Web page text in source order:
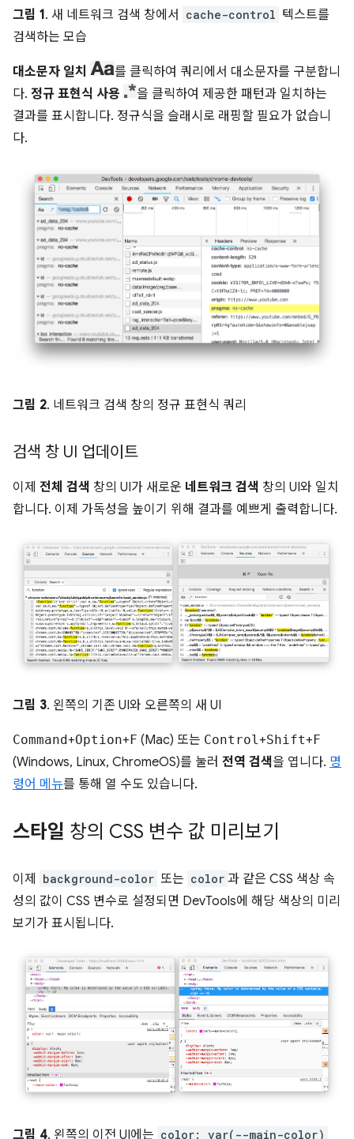
그림 1. 새 네트워크 검색 창에서 cache-control 텍스트를
검색하는 모습
대소문자 일치
를 클릭하여 쿼리에서 대소문자를 구분합니
다. 정규 표현식 사용
을 클릭하여 제공한 패턴과 일치하는
결과를 표시합니다. 정규식을 슬래시로 래핑할 필요가 없습니
다.
그림 2. 네트워크 검색 창의 정규 표현식 쿼리
검색 창 UI 업데이트
이제 전체 검색 창의 UI가 새로운 네트워크 검색 창의 UI와 일치
합니다. 이제 가독성을 높이기 위해 결과를 예쁘게 출력합니다.
그림 3. 왼쪽의 기존 UI와 오른쪽의 새 UI
Command+Option+F (Mac) 또는 Control+Shift+F
(Windows, Linux, ChromeOS)를 눌러 전역 검색을 엽니다. 명
령어 메뉴를 통해 열 수도 있습니다.
스타일 창의 CSS 변수 값 미리보기
이제 background-color 또는 color 과 같은 CSS 색상 속
성의 값이 CSS 변수로 설정되면 DevTools에 해당 색상의 미리
보기가 표시됩니다.
그림 4. 왼쪽의 이전 UI에는 color: var(--main-color)